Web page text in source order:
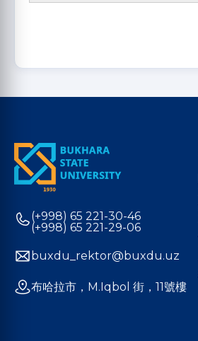
(+998) 65 221-30-46
(+998) 65 221-29-06
buxdu_rektor@buxdu.uz
布哈拉市，M.Iqbol 街，11號樓